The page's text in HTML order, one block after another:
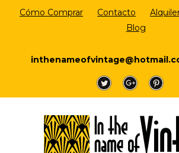
Cómo Comprar Contacto
Blog
a
a a